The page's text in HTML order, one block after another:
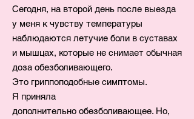
Сегодня, на второй день после выезда
у меня к чувству температуры
наблюдаются летучие боли в суставах
и мышцах, которые не снимает обычная
доза обезболивающего.
Это гриппоподобные симптомы.
Я приняла
дополнительно обезболивающее. Но,